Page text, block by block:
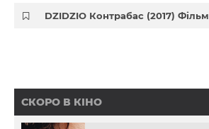
DZIDZIO Контрабас (2017) Фільм
СКОРО В КІНО